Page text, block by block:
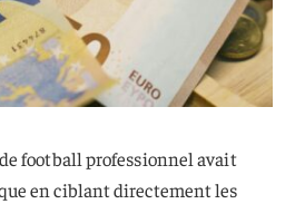
football professionnel avait
en ciblant directement les